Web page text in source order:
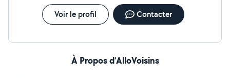
Voir le profil Contacter
À Propos d’AlloVoisins